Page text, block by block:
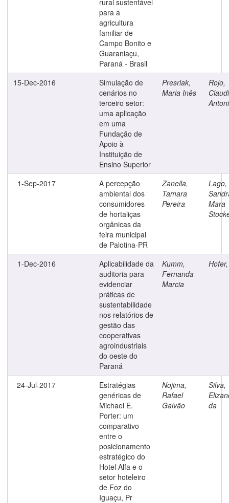
para a
agricultura
familiar de
Campo Bonito e
Guaraniaçu,
Paraná - Brasil
15-Dec-2016
Simulação de
cenários no
terceiro setor:
uma aplicação
em uma
Fundação de
Apoio à
Instituição de
Ensino Superior
Presrlak,
Maria Inês
Rojo,
1-Sep-2017
A percepção
ambiental dos
consumidores
de hortaliças
orgânicas da
feira municipal
de Palotina-PR
Zanella,
Tamara
Pereira
Lago,
Mara
1-Dec-2016
Aplicabilidade da
auditoria para
evidenciar
práticas de
sustentabilidade
nos relatórios de
gestão das
cooperativas
agroindustriais
do oeste do
Paraná
Kumm,
Fernanda
Marcia
24-Jul-2017
Estratégias
genéricas de
Michael E.
Porter: um
comparativo
entre o
posicionamento
estratégico do
Hotel Alfa e o
setor hoteleiro
de Foz do
Iguaçu, Pr
Nojima,
Rafael
Galvão
Silva,
da